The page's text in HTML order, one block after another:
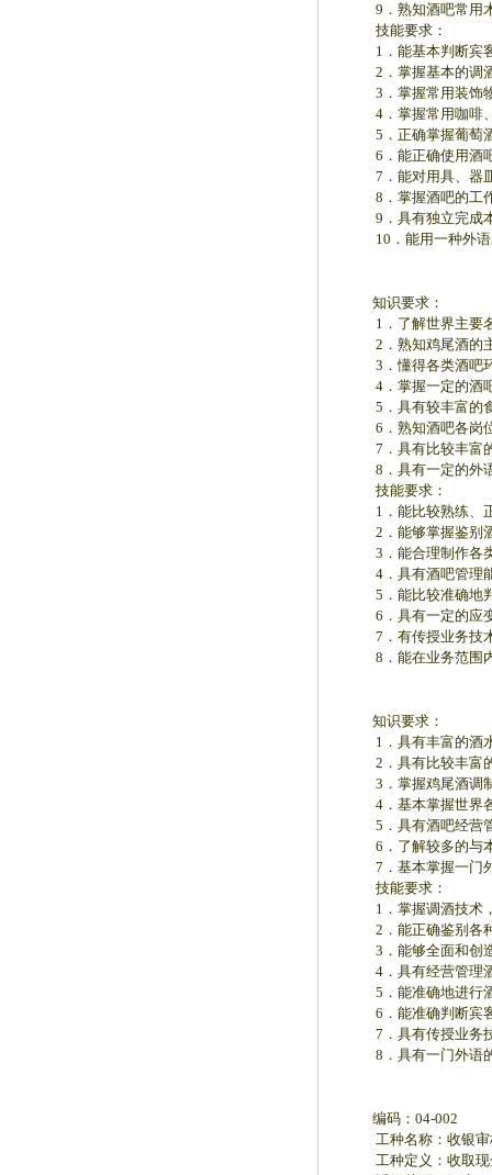
9．熟知酒吧常用术
技能要求：
1．能基本判断宾客
2．掌握基本的调酒
3．掌握常用装饰物
4．掌握常用咖啡、
5．正确掌握葡萄酒
6．能正确使用酒吧
7．能对用具、器皿
8．掌握酒吧的工作
9．具有独立完成本
10．能用一种外语
知识要求：
1．了解世界主要名
2．熟知鸡尾酒的
3．懂得各类酒吧环
4．掌握一定的酒吧
5．具有较丰富的食
6．熟知酒吧各岗位
7．具有比较丰富的
8．具有一定的外语
技能要求：
1．能比较熟练、正
2．能够掌握鉴别酒
3．能合理制作各类
4．具有酒吧管理能
5．能比较准确地判
6．具有一定的应变
7．有传授业务技术
8．能在业务范围内
知识要求：
1．具有丰富的酒水
2．具有比较丰富的
3．掌握鸡尾酒调制
4．基本掌握世界各
5．具有酒吧经营管
6．了解较多的与本
7．基本掌握一门外
技能要求：
1．掌握调酒技术，
2．能正确鉴别各
3．能够全面和创造
4．具有经营管理酒
5．能准确地进行酒
6．能准确判断宾客
7．具有传授业务技
8．具有一门外语的
编码：04-002
工种名称：收银审
工种定义：收取现金